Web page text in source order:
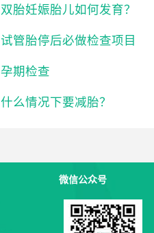
双胎妊娠胎儿如何发育？
试管胎停后必做检查项目
孕期检查
什么情况下要减胎？
微信公众号